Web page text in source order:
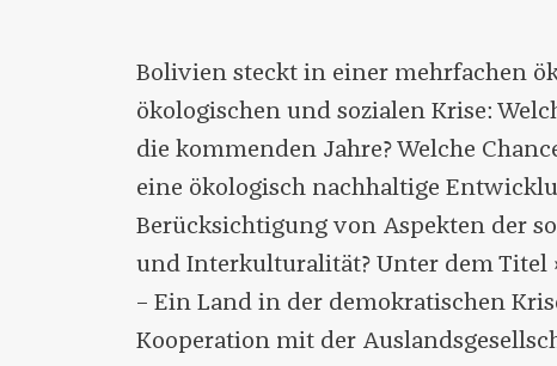
Bolivien steckt in einer mehrfachen
ökologischen und sozialen Krise:
die kommenden Jahre? Welche
eine ökologisch nachhaltige
Berücksichtigung von Aspekten der
und Interkulturalität? Unter dem Titel
– Ein Land in der demokratischen
Kooperation mit der